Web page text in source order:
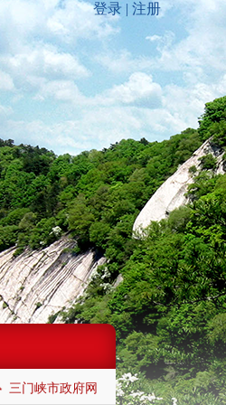
三门峡市政府网